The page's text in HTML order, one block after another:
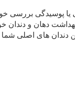
یا پوسیدگی بررسی
بهداشت دهان و
دندان های اصلی